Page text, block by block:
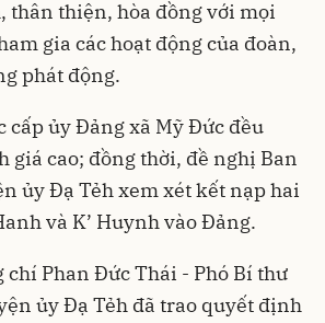
thân thiện, hòa đồng với mọi
gia các hoạt động của đoàn,
phát động.
cấp ủy Đảng xã Mỹ Đức đều
giá cao; đồng thời, đề nghị Ban
ủy Đạ Tẻh xem xét kết nạp hai
và K’ Huynh vào Đảng.
chí Phan Đức Thái - Phó Bí thư
ủy Đạ Tẻh đã trao quyết định